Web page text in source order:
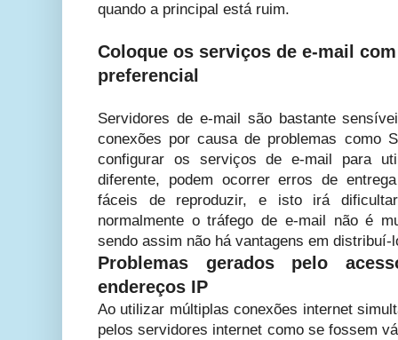
quando a principal está ruim.
Coloque os serviços de e-mail
preferencial
Servidores de e-mail são bastante
conexões por causa de problemas como
configurar os serviços de e-mail para
diferente, podem ocorrer erros de
fáceis de reproduzir, e isto irá
normalmente o tráfego de e-mail não é
sendo assim não há vantagens em
Problemas gerados pelo
endereços IP
Ao utilizar múltiplas conexões internet
pelos servidores internet como se fossem